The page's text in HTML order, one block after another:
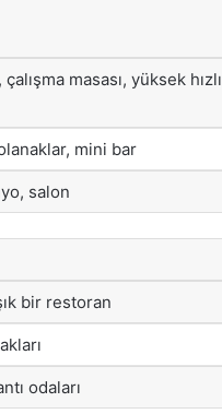
masası, yüksek hızlı
mini bar
salon
bir restoran
odaları